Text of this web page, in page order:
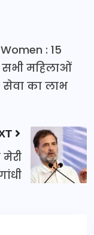
: 15
महिलाओं
का लाभ